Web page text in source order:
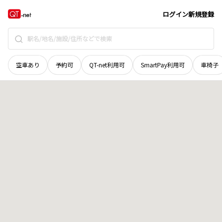
ログイン新規登録
空車あり 予約可 QT-net利用可 SmartPay利用可 車椅子
岡山県